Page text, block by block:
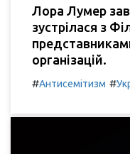
Лора Лумер
зустрілася з
організацій.
#Антисемітизм #